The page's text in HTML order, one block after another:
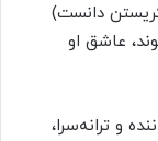
کریستن دانست)
عاشق او
و ترانه‌سرا،